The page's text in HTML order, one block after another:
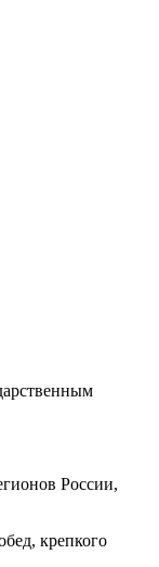
России,
крепкого